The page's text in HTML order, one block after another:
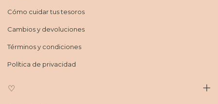
Cómo cuidar tus tesoros
Cambios y devoluciones
Términos y condiciones
Política de privacidad
♡